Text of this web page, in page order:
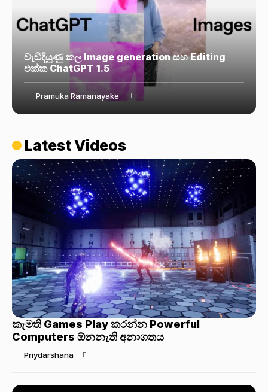
වැඩිදියුණු කල Image generation සහ Editing
එක්ක ChatGPT 1.5
Pramuka Ramanayake
Latest Videos
කැමති Games Play කරන්න Powerful
Computers ඕනනැති අනාගතය
Priydarshana